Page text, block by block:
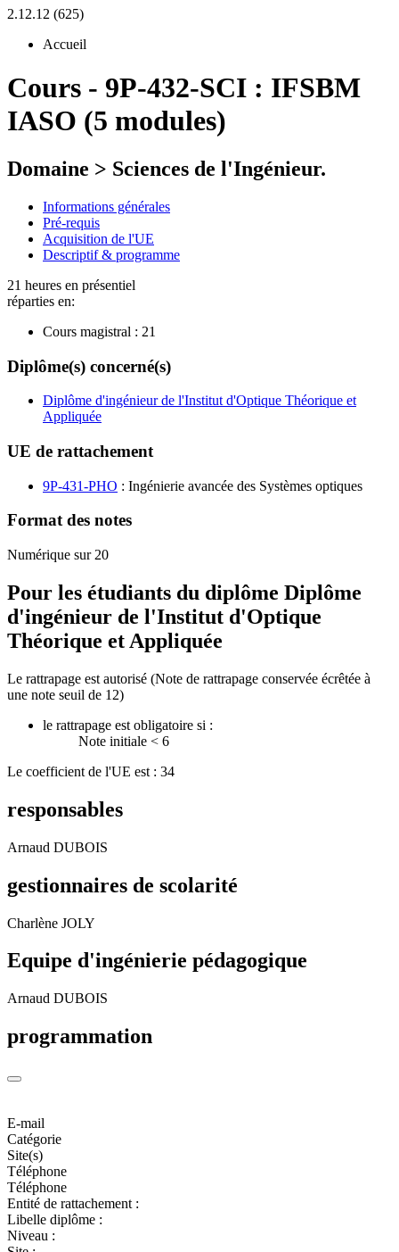
2.12.12 (625)
Accueil
Cours - 9P-432-SCI : IFSBM
IASO (5 modules)
Domaine > Sciences de l'Ingénieur.
Informations générales
Pré-requis
Acquisition de l'UE
Descriptif & programme
21 heures en présentiel
réparties en:
Cours magistral : 21
Diplôme(s) concerné(s)
Diplôme d'ingénieur de l'Institut d'Optique Théorique et
Appliquée
UE de rattachement
9P-431-PHO : Ingénierie avancée des Systèmes optiques
Format des notes
Numérique sur 20
Pour les étudiants du diplôme Diplôme
d'ingénieur de l'Institut d'Optique
Théorique et Appliquée
Le rattrapage est autorisé (Note de rattrapage conservée écrêtée à
une note seuil de 12)
le rattrapage est obligatoire si :
Note initiale < 6
Le coefficient de l'UE est : 34
responsables
Arnaud DUBOIS
gestionnaires de scolarité
Charlène JOLY
Equipe d'ingénierie pédagogique
Arnaud DUBOIS
programmation
E-mail
Catégorie
Site(s)
Téléphone
Téléphone
Entité de rattachement :
Libelle diplôme :
Niveau :